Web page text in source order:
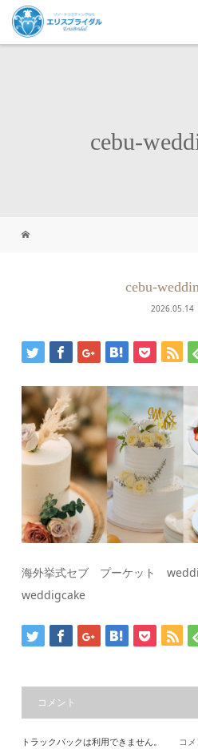
cebu-
cebu-
2026.05.14
海外挙式セブ プーケット
weddigcake
コメント
トラックバックは利用できません。 コ